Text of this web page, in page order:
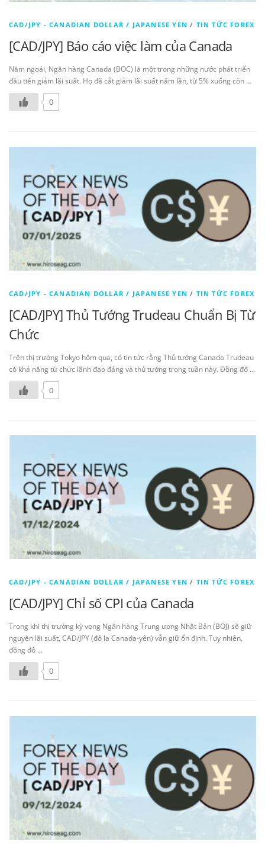
CAD/JPY - CANADIAN DOLLAR / JAPANESE YEN / TIN TỨC FOREX
[CAD/JPY] Báo cáo việc làm của Canada
Năm ngoái, Ngân hàng Canada (BOC) là một trong những nước phát triển
đầu tiên giảm lãi suất. Họ đã cắt giảm lãi suất năm lần, từ 5% xuống còn …
0
CAD/JPY - CANADIAN DOLLAR / JAPANESE YEN / TIN TỨC FOREX
[CAD/JPY] Thủ Tướng Trudeau Chuẩn Bị Từ
Chức
Trên thị trường Tokyo hôm qua, có tin tức rằng Thủ tướng Canada Trudeau
có khả năng từ chức lãnh đạo đảng và thủ tướng trong tuần này. Đồng đô …
0
CAD/JPY - CANADIAN DOLLAR / JAPANESE YEN / TIN TỨC FOREX
[CAD/JPY] Chỉ số CPI của Canada
Trong khi thị trường kỳ vọng Ngân hàng Trung ương Nhật Bản (BOJ) sẽ giữ
nguyên lãi suất, CAD/JPY (đô la Canada-yên) vẫn giữ ổn định. Tuy nhiên,
đồng đô …
0